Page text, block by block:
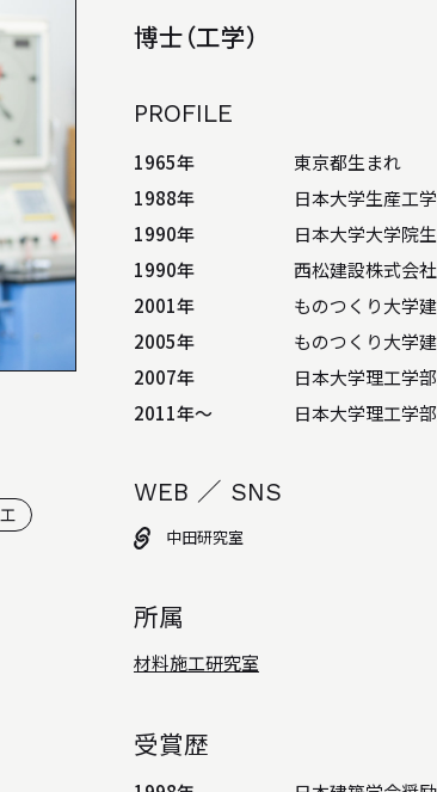
WEBマガジン「SHUNKEN WEB」
LINK
博士（工学）
PROFILE
1965年
東京都生まれ
1988年
日本大学生産工
1990年
日本大学大学院
1990年
西松建設株式会社
2001年
ものつくり大学
2005年
ものつくり大学
2007年
日本大学理工学
2011年〜
日本大学理工学
WEB ／ SNS
中田研究室
所属
材料施工研究室
受賞歴